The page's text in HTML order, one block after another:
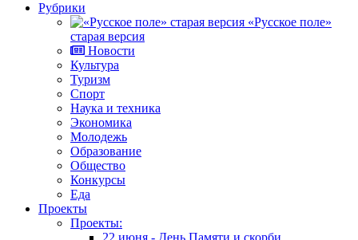
Рубрики
«Русское поле»
старая версия
Новости
Культура
Туризм
Спорт
Наука и техника
Экономика
Молодежь
Образование
Общество
Конкурсы
Еда
Проекты
Проекты:
22 июня - День Памяти и скорби